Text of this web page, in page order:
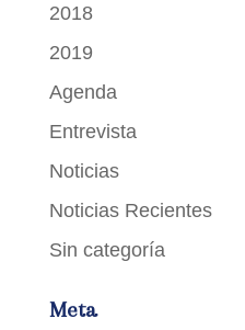
2018
2019
Agenda
Entrevista
Noticias
Noticias Recientes
Sin categoría
Meta